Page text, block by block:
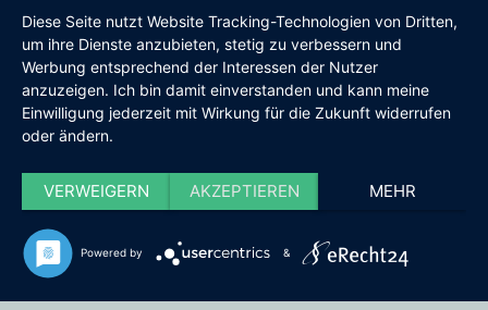
FH-DGGV | Fachsektion Hydrogeologie e.V. in der DGGV
e.V.
Berufsverband Deutscher Geowissenschaftler (BDG)
Direktorenkreis der Staatlichen Geologischen Dienste
© Dachverband der Geowissenschaften 2026
Kontakt
Diese Seite nutzt Website Tracking-Technologien von Dritten,
um ihre Dienste anzubieten, stetig zu verbessern und
Werbung entsprechend der Interessen der Nutzer
anzuzeigen. Ich bin damit einverstanden und kann meine
Einwilligung jederzeit mit Wirkung für die Zukunft widerrufen
oder ändern.
VERWEIGERN AKZEPTIEREN MEHR
Powered by &